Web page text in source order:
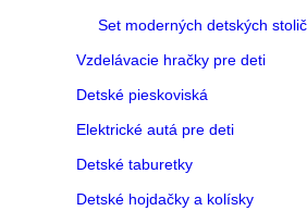
Set moderných detských
Vzdelávacie hračky pre deti
Detské pieskoviská
Elektrické autá pre deti
Detské taburetky
Detské hojdačky a kolísky